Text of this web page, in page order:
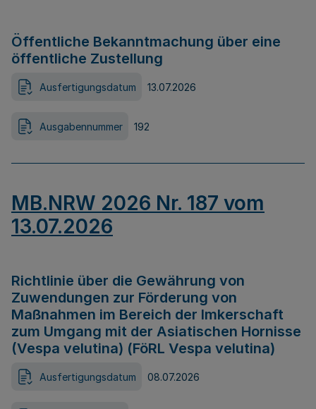
Öffentliche Bekanntmachung über eine
öffentliche Zustellung
Ausfertigungsdatum 13.07.2026
Ausgabennummer 192
MB.NRW 2026 Nr. 187 vom
13.07.2026
Richtlinie über die Gewährung von
Zuwendungen zur Förderung von
Maßnahmen im Bereich der Imkerschaft
zum Umgang mit der Asiatischen Hornisse
(Vespa velutina) (FöRL Vespa velutina)
Ausfertigungsdatum 08.07.2026